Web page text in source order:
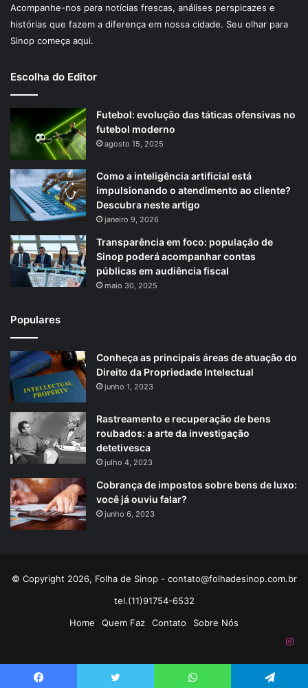
Acompanhe-nos para notícias frescas, análises perspicazes e
histórias que fazem a diferença em nossa cidade. Seu olhar para
Sinop começa aqui.
Escolha do Editor
Futebol: evolução das táticas ofensivas no
futebol moderno
agosto 15, 2025
Como a inteligência artificial está
impulsionando o atendimento ao cliente?
Descubra neste artigo
janeiro 9, 2026
Transparência em foco: população de
Sinop poderá acompanhar contas
públicas em audiência fiscal
maio 30, 2025
Populares
Conheça as principais áreas de atuação do
Direito da Propriedade Intelectual
junho 1, 2023
Rastreamento e recuperação de bens
roubados: a arte da investigação
detetivesca
julho 4, 2023
Cobrança de impostos sobre bens de luxo:
você já ouviu falar?
junho 6, 2023
© Copyright 2026, Folha de Sinop - contato@folhadesinop.com.br
tel.(11)91754-6532
Home
Quem Faz Contato
Sobre Nós